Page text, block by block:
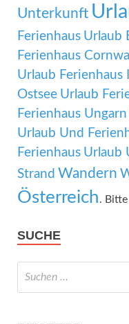
Unterkunft
Ferienhaus Urlaub
Ferienhaus Cornwall
Urlaub Ferienhaus
Ostsee Urlaub
Ferienhaus Ungarn
Urlaub Und
Ferienhaus Urlaub
Strand Wandern
Österreich.
SUCHE